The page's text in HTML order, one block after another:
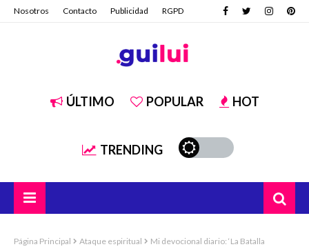
Nosotros Contacto Publicidad RGPD
ÚLTIMO POPULAR HOT
TRENDING
Página Principal Ataque espiritual
Mi devocional diario: ‘La Batalla